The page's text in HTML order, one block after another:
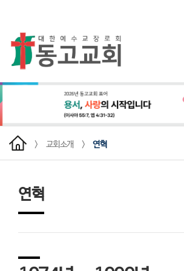
> 교회소개 > 연혁
연혁